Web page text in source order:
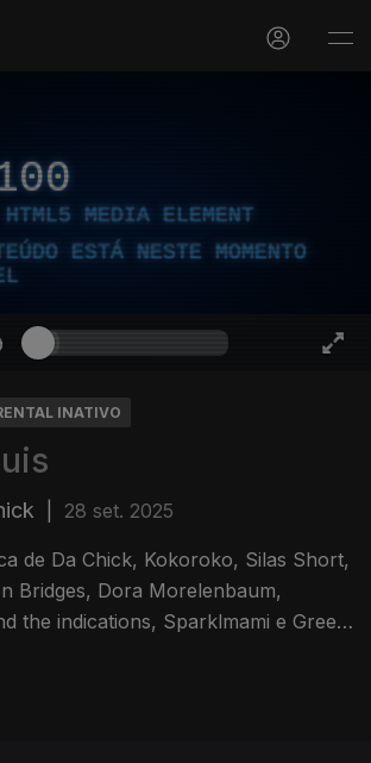
HTML5 MEDIA ELEMENT
ESTÁ NESTE MOMENTO
INATIVO
28 set. 2025
de Da Chick, Kokoroko, Silas Short,
Bridges, Dora Morelenbaum,
the indications, Sparklmami e Green